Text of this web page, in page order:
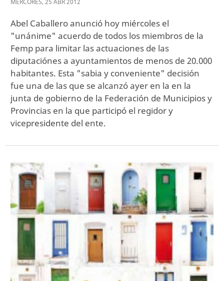
MÉRCORES, 25 ABR2012
Abel Caballero anunció hoy miércoles el
"unánime" acuerdo de todos los miembros de la
Femp para limitar las actuaciones de las
diputaciónes a ayuntamientos de menos de 20.000
habitantes. Esta "sabia y conveniente" decisión
fue una de las que se alcanzó ayer en la en la
junta de gobierno de la Federación de Municipios y
Provincias en la que participó el regidor y
vicepresidente del ente.